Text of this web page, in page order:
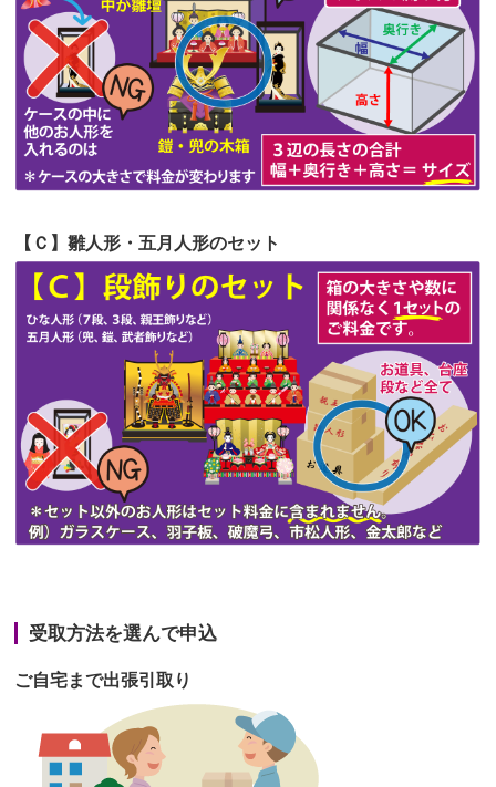
第54回人形供養祭令和4年8月1日(月)
第53回人形供養祭令和4年7月1日(金)
第52回人形供養祭令和4年5月17日(火)
第51回人形供養祭令和4年4月18日(月)
第50回人形供養祭令和4年3月15日(火)
第49回人形供養祭令和4年1月17日(月)
第48回人形供養祭令和3年12月3日(金)
第47回人形供養祭 令和3年10月11日(月)
第46回人形供養祭 令和3年9月13日(月)
第45回人形供養祭令和3年7月12日(月)
第44回人形供養祭令和3年6月3日(木)
第43回人形供養祭令和3年4月23日(金)
第39回人形供養祭令和2年10月22日(木)
第38回人形供養祭 令和2年8月26日(水)
【Ｃ】雛人形・五月人形のセット
受取方法を選んで申込
ご自宅まで出張引取り